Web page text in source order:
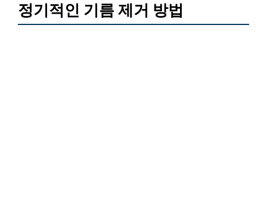
정기적인 기름 제거 방법